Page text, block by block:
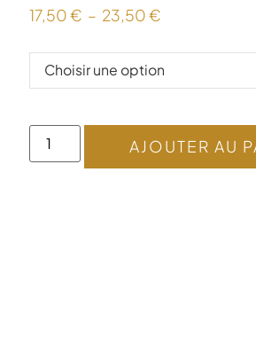
17,50€ – 23,50€
AJOUTER AU